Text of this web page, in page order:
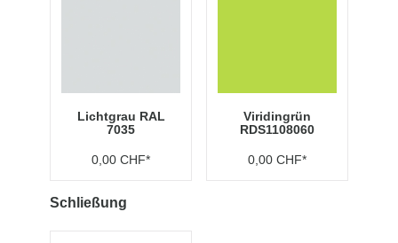
Lichtgrau RAL
7035
0,00 CHF*
Viridingrün
RDS1108060
0,00 CHF*
Schließung